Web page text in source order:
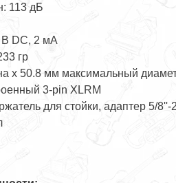
113 дБ
В DC, 2 мА
гр
x 50.8 мм максимальный
3-pin XLRМ
для стойки, адаптер 5/8''-